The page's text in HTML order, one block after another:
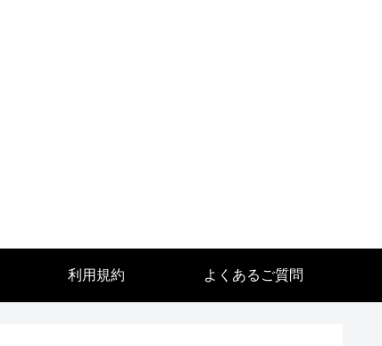
利用規約 よくあるご質問